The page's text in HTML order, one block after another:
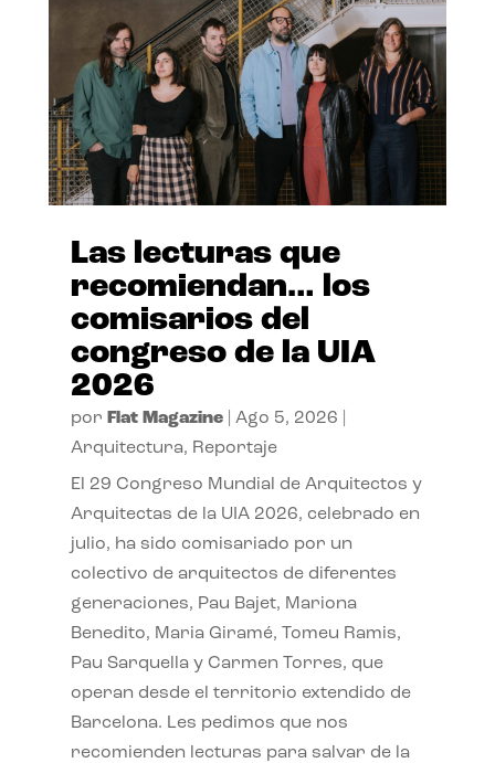
Las lecturas que
recomiendan… los
comisarios del
congreso de la UIA
2026
por Flat Magazine| Ago 5, 2026
Arquitectura, Reportaje
El 29 Congreso Mundial de Arquitectos y
Arquitectas de la UIA 2026, celebrado en
julio, ha sido comisariado por un
colectivo de arquitectos de diferentes
generaciones, Pau Bajet, Mariona
Benedito, Maria Giramé, Tomeu Ramis,
Pau Sarquella y Carmen Torres, que
operan desde el territorio extendido de
Barcelona. Les pedimos que nos
recomienden lecturas para salvar de la